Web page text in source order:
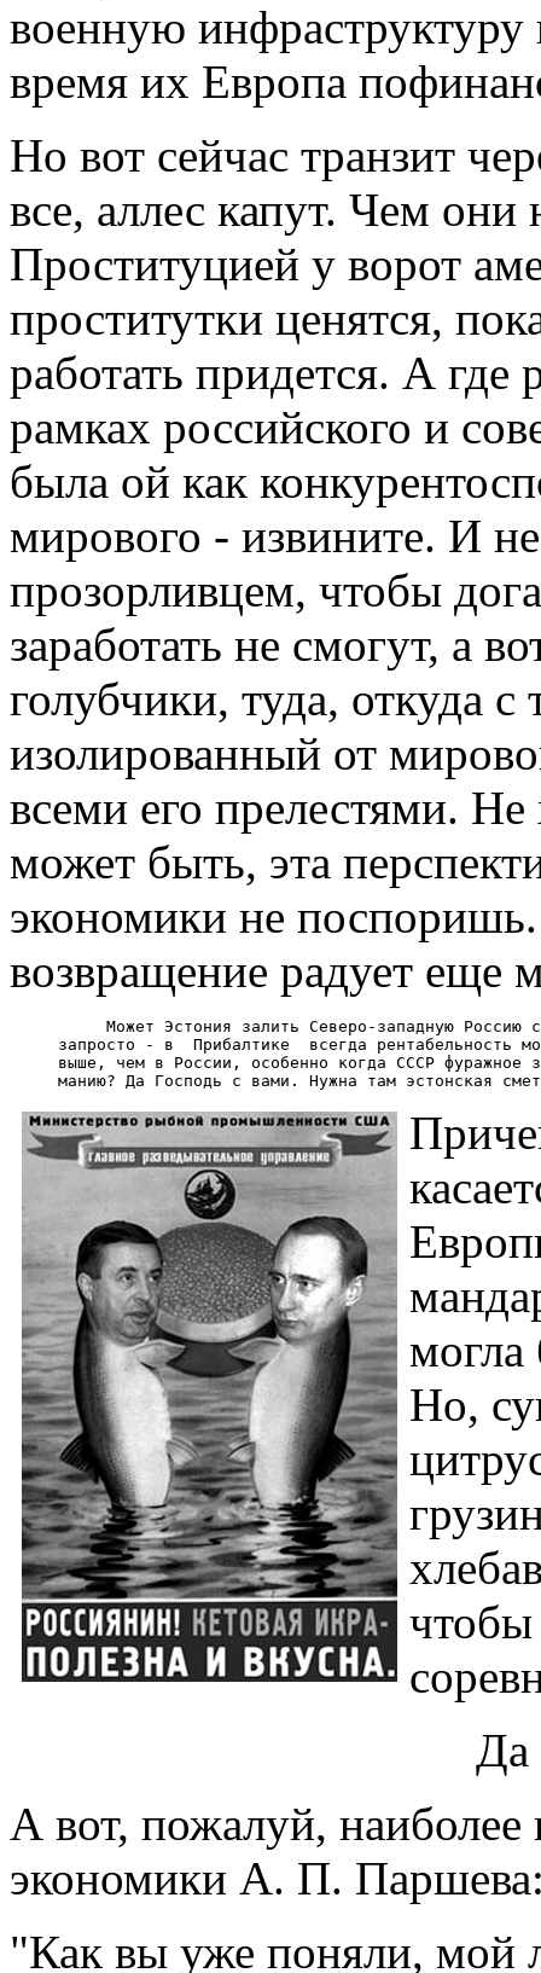
военную инфраструктуру
время их Европа
Но вот сейчас транзит
все, аллес капут. Чем они
Проституцией у ворот
проститутки ценятся,
работать придется. А где
рамках российского и
была ой как
мирового - извините. И
прозорливцем, чтобы
заработать не смогут, а
голубчики, туда, откуда
изолированный от
всеми его прелестями.
может быть, эта
экономики не
возвращение радует еще
Может Эстония залить Северо-западную Россию
запросто - в  Прибалтике  всегда рентабельность
выше, чем в России, особенно когда СССР фуражное
могла
Но,
Да
А вот, пожалуй, наиболее
экономики А. П.
"Как вы уже поняли, мой